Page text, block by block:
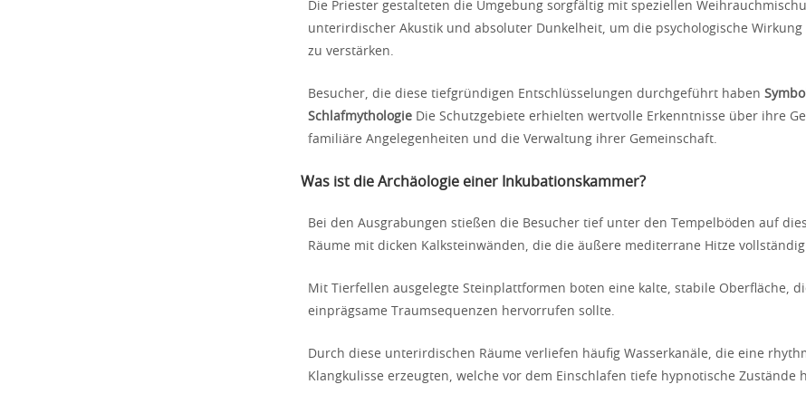
Die Priester gestalteten die Umgebung sorgfältig mit speziellen
unterirdischer Akustik und absoluter Dunkelheit, um die psychologische Wirkung
zu verstärken.
Besucher, die diese tiefgründigen Entschlüsselungen durchgeführt haben
Schlafmythologie Die Schutzgebiete erhielten wertvolle Erkenntnisse über ihre
familiäre Angelegenheiten und die Verwaltung ihrer Gemeinschaft.
Was ist die Archäologie einer Inkubationskammer?
Bei den Ausgrabungen stießen die Besucher tief unter den Tempelböden auf
Räume mit dicken Kalksteinwänden, die die äußere mediterrane Hitze
Mit Tierfellen ausgelegte Steinplattformen boten eine kalte, stabile Oberfläche,
einprägsame Traumsequenzen hervorrufen sollte.
Durch diese unterirdischen Räume verliefen häufig Wasserkanäle, die eine
Klangkulisse erzeugten, welche vor dem Einschlafen tiefe hypnotische Zustände